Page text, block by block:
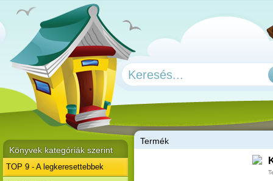
Termék
Könyvek kategóriák szerint
TOP 9 - A legkeresettebbek